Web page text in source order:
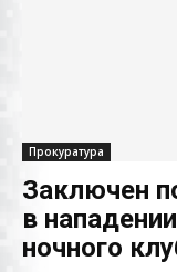
Прокуратура
Заключен
в
ночного